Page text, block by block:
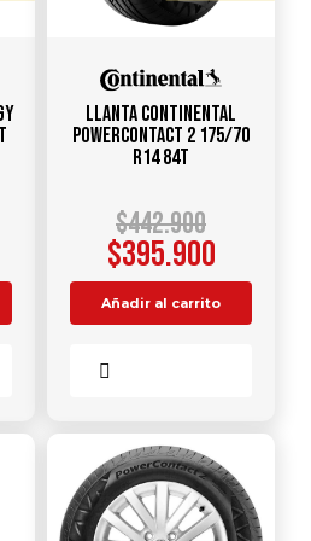
Llanta CONTINENTAL
PowerContact 2 175/70
R14 84T
$442.900
$395.900
Añadir al carrito